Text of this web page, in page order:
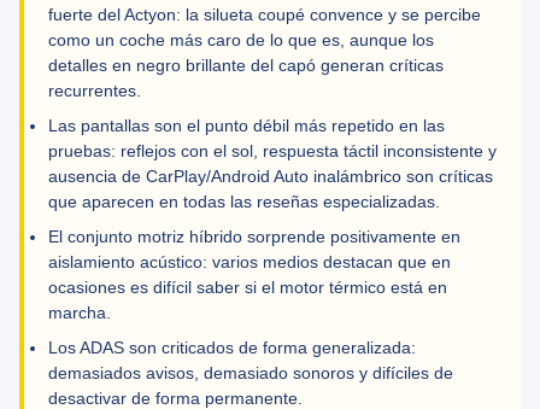
fuerte del Actyon: la silueta coupé convence y se percibe
como un coche más caro de lo que es, aunque los
detalles en negro brillante del capó generan críticas
recurrentes.
Las pantallas son el punto débil más repetido en las
pruebas: reflejos con el sol, respuesta táctil inconsistente y
ausencia de CarPlay/Android Auto inalámbrico son críticas
que aparecen en todas las reseñas especializadas.
El conjunto motriz híbrido sorprende positivamente en
aislamiento acústico: varios medios destacan que en
ocasiones es difícil saber si el motor térmico está en
marcha.
Los ADAS son criticados de forma generalizada:
demasiados avisos, demasiado sonoros y difíciles de
desactivar de forma permanente.